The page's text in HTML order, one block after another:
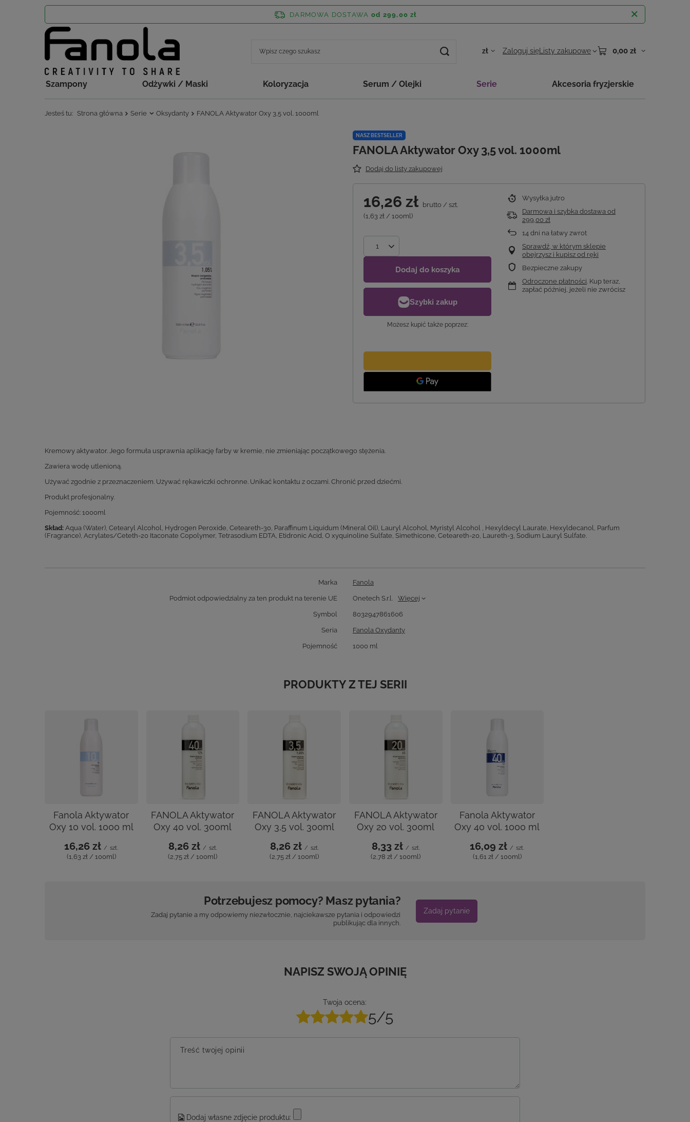
DARMOWA DOSTAWA od 299,00 zł
zł Zaloguj się Listy zakupowe 0,00 zł
Szampony Odżywki / Maski Koloryzacja Serum / Olejki Serie Akcesoria fryzjerskie
Jesteś tu: Strona główna Serie Oksydanty FANOLA Aktywator Oxy 3,5 vol. 1000ml
NASZ BESTSELLER
FANOLA Aktywator Oxy 3,5 vol. 1000ml
Dodaj do listy zakupowej
16,26 zł brutto / szt.
(1,63 zł / 100ml)
Dodaj do koszyka
Możesz kupić także poprzez:
Wysyłka jutro
Darmowa i szybka dostawa od
299,00 zł
14 dni na łatwy zwrot
Sprawdź, w którym sklepie
obejrzysz i kupisz od ręki
Bezpieczne zakupy
Odroczone płatności. Kup teraz,
zapłać później, jeżeli nie zwrócisz
Kremowy aktywator. Jego formuła usprawnia aplikację farby w kremie, nie zmieniając początkowego stężenia.
Zawiera wodę utlenioną.
Używać zgodnie z przeznaczeniem. Używać rękawiczki ochronne. Unikać kontaktu z oczami. Chronić przed dziećmi.
Produkt profesjonalny.
Pojemność: 1000ml
Skład: Aqua (Water), Cetearyl Alcohol, Hydrogen Peroxide, Ceteareth-30, Paraffinum Liquidum (Mineral Oil), Lauryl Alcohol, Myristyl Alcohol , Hexyldecyl Laurate, Hexyldecanol, Parfum
(Fragrance), Acrylates/Ceteth-20 Itaconate Copolymer, Tetrasodium EDTA, Etidronic Acid, O xyquinoline Sulfate, Simethicone, Ceteareth-20, Laureth-3, Sodium Lauryl Sulfate.
Marka Fanola
Podmiot odpowiedzialny za ten produkt na terenie UE Onetech S.r.l. Więcej
Symbol 8032947861606
Seria Fanola Oxydanty
Pojemność 1000 ml
PRODUKTY Z TEJ SERII
Fanola Aktywator
Oxy 10 vol. 1000 ml
16,26 zł / szt.
(1,63 zł / 100ml)
FANOLA Aktywator
Oxy 40 vol. 300ml
8,26 zł / szt.
(2,75 zł / 100ml)
FANOLA Aktywator
Oxy 3,5 vol. 300ml
8,26 zł / szt.
(2,75 zł / 100ml)
FANOLA Aktywator
Oxy 20 vol. 300ml
8,33 zł / szt.
(2,78 zł / 100ml)
Fanola Aktywator
Oxy 40 vol. 1000 ml
16,09 zł / szt.
(1,61 zł / 100ml)
Potrzebujesz pomocy? Masz pytania?
Zadaj pytanie a my odpowiemy niezwłocznie, najciekawsze pytania i odpowiedzi
publikując dla innych.
Zadaj pytanie
NAPISZ SWOJĄ OPINIĘ
Twoja ocena:
5/5
Treść twojej opinii
Dodaj własne zdjęcie produktu: